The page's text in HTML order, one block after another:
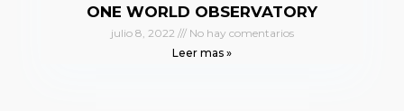
ONE WORLD OBSERVATORY
julio 8, 2022
No hay comentarios
Leer mas »